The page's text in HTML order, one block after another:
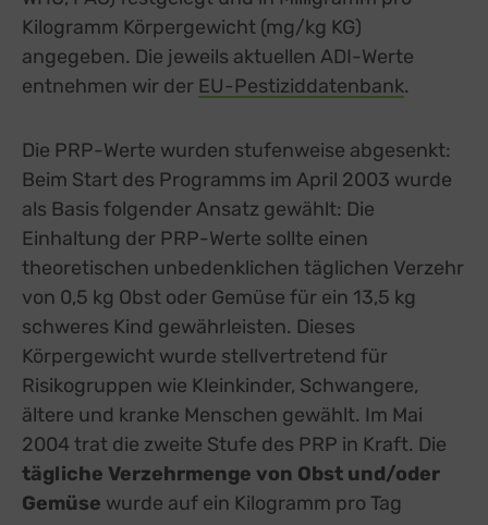
Kilogramm Körpergewicht (mg/kg KG)
angegeben. Die jeweils aktuellen ADI-Werte
entnehmen wir der EU-Pestiziddatenbankexternal
.
Die PRP-Werte wurden stufenweise abgesenkt:
Beim Start des Programms im April 2003 wurde
als Basis folgender Ansatz gewählt: Die
Einhaltung der PRP-Werte sollte einen
theoretischen unbedenklichen täglichen Verzehr
von 0,5 kg Obst oder Gemüse für ein 13,5 kg
schweres Kind gewährleisten. Dieses
Körpergewicht wurde stellvertretend für
Risikogruppen wie Kleinkinder, Schwangere,
ältere und kranke Menschen gewählt. Im Mai
2004 trat die zweite Stufe des PRP in Kraft. Die
tägliche Verzehrmenge von Obst und/oder
Gemüse wurde auf ein Kilogramm pro Tag